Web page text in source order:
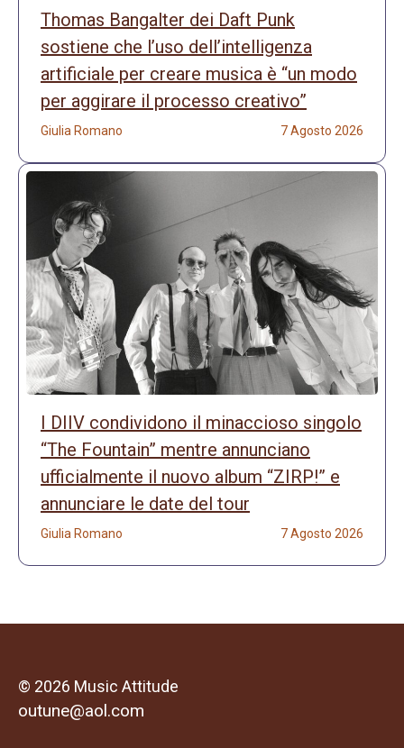
Thomas Bangalter dei Daft Punk
sostiene che l’uso dell’intelligenza
artificiale per creare musica è “un modo
per aggirare il processo creativo”
Giulia Romano 7 Agosto 2026
I DIIV condividono il minaccioso singolo
“The Fountain” mentre annunciano
ufficialmente il nuovo album “ZIRP!” e
annunciare le date del tour
Giulia Romano 7 Agosto 2026
© 2026 Music Attitude
outune@aol.com